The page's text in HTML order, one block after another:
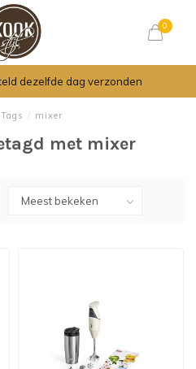
0
dezelfde dag verzonden
Tags / mixer
met mixer